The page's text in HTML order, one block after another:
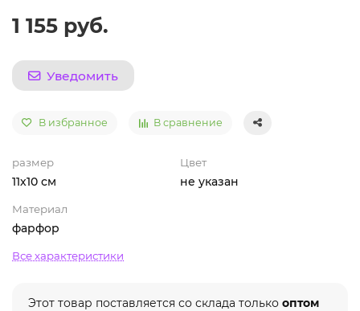
1 155 руб.
Уведомить
В избранное В сравнение
размер
11х10 см
Цвет
не указан
Материал
фарфор
Все характеристики
Этот товар поставляется со склада только оптом